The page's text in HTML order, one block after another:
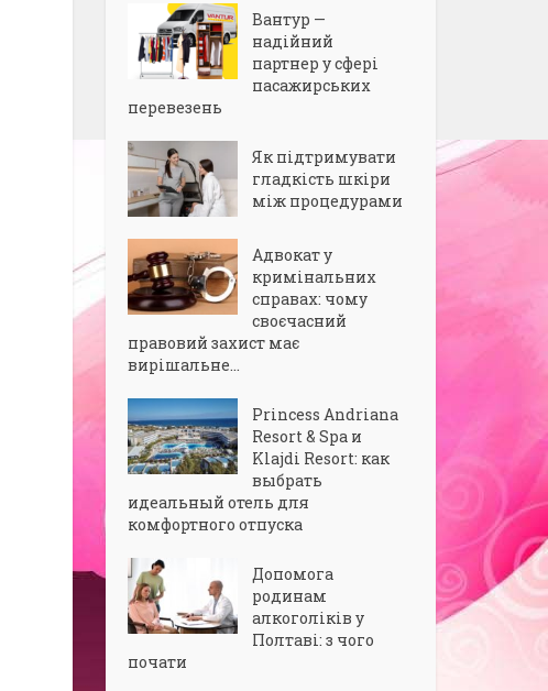
Вантур —
надійний
партнер у сфері
пасажирських
перевезень
Як підтримувати
гладкість шкіри
між процедурами
Адвокат у
кримінальних
справах: чому
своєчасний
правовий захист має
вирішальне...
Princess Andriana
Resort & Spa и
Klajdi Resort: как
выбрать
идеальный отель для
комфортного отпуска
Допомога
родинам
алкоголіків у
Полтаві: з чого
почати